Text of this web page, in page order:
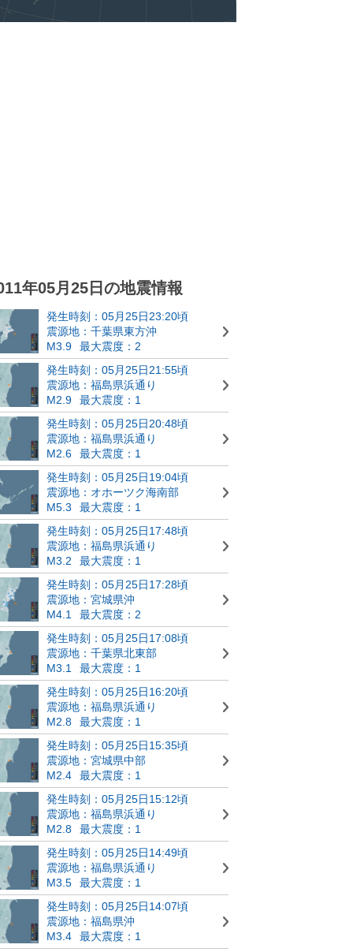
年05月25日の地震情報
発生時刻：05月25日23:20頃
震源地：千葉県東方沖
M3.9
最大震度：2
発生時刻：05月25日21:55頃
震源地：福島県浜通り
M2.9
最大震度：1
発生時刻：05月25日20:48頃
震源地：福島県浜通り
M2.6
最大震度：1
発生時刻：05月25日19:04頃
震源地：オホーツク海南部
M5.3
最大震度：1
発生時刻：05月25日17:48頃
震源地：福島県浜通り
M3.2
最大震度：1
発生時刻：05月25日17:28頃
震源地：宮城県沖
M4.1
最大震度：2
発生時刻：05月25日17:08頃
震源地：千葉県北東部
M3.1
最大震度：1
発生時刻：05月25日16:20頃
震源地：福島県浜通り
M2.8
最大震度：1
発生時刻：05月25日15:35頃
震源地：宮城県中部
M2.4
最大震度：1
発生時刻：05月25日15:12頃
震源地：福島県浜通り
M2.8
最大震度：1
発生時刻：05月25日14:49頃
震源地：福島県浜通り
M3.5
最大震度：1
発生時刻：05月25日14:07頃
震源地：福島県沖
M3.4
最大震度：1